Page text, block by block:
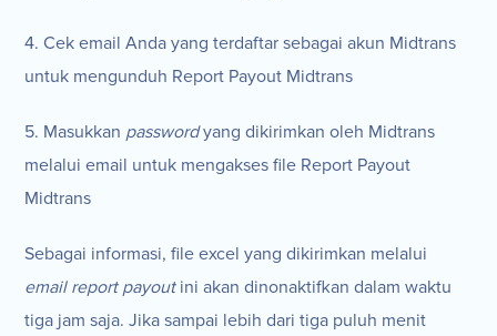
4. Cek email Anda yang terdaftar sebagai akun Midtrans
untuk mengunduh Report Payout Midtrans
5. Masukkan passwordyang dikirimkan oleh Midtrans
melalui email untuk mengakses file Report Payout
Midtrans
Sebagai informasi, file excel yang dikirimkan melalui
email report payoutini akan dinonaktifkan dalam waktu
tiga jam saja. Jika sampai lebih dari tiga puluh menit